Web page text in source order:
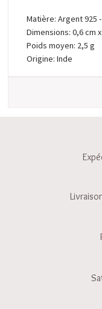
Matière: Argent 925
Dimensions: 0,6 cm
Poids moyen: 2,5 g
Origine: Inde